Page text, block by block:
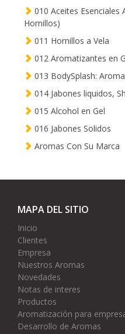
010 Aceites Esenciales
Hornillos)
011 Hornillos a Vela
012 Aromatizantes en
013 BodySplash:
014 Jabones liquidos,
015 Alcohol en Gel
016 Jabones Solidos
Aromas Con Su Marca
MAPA DEL SITIO
Inicio
Clientes
Empresa
Nuestros Aromas
Novedades
Notas de interes
Productos
Aromatización para
Desarrollo de Aromas